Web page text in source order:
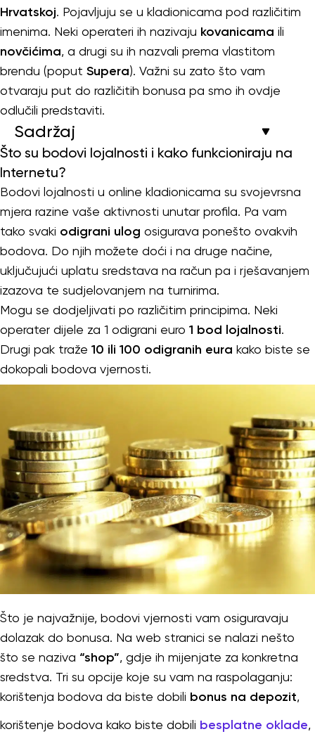
Hrvatskoj. Pojavljuju se u kladionicama pod različitim
imenima. Neki operateri ih nazivaju kovanicama ili
novčićima, a drugi su ih nazvali prema vlastitom
brendu (poput Supera). Važni su zato što vam
otvaraju put do različitih bonusa pa smo ih ovdje
odlučili predstaviti.
Sadržaj
Što su bodovi lojalnosti i kako funkcioniraju na
Internetu?
Bodovi lojalnosti u online kladionicama su svojevrsna
mjera razine vaše aktivnosti unutar profila. Pa vam
tako svaki odigrani ulog osigurava ponešto ovakvih
bodova. Do njih možete doći i na druge načine,
uključujući uplatu sredstava na račun pa i rješavanjem
izazova te sudjelovanjem na turnirima.
Mogu se dodjeljivati po različitim principima. Neki
operater dijele za 1 odigrani euro 1 bod lojalnosti.
Drugi pak traže 10 ili 100 odigranih eura kako biste se
dokopali bodova vjernosti.
Što je najvažnije, bodovi vjernosti vam osiguravaju
dolazak do bonusa. Na web stranici se nalazi nešto
što se naziva “shop”, gdje ih mijenjate za konkretna
sredstva. Tri su opcije koje su vam na raspolaganju:
korištenja bodova da biste dobili bonus na depozit,
korištenje bodova kako biste dobili besplatne oklade,